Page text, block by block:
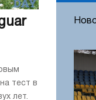
тест в
лет.